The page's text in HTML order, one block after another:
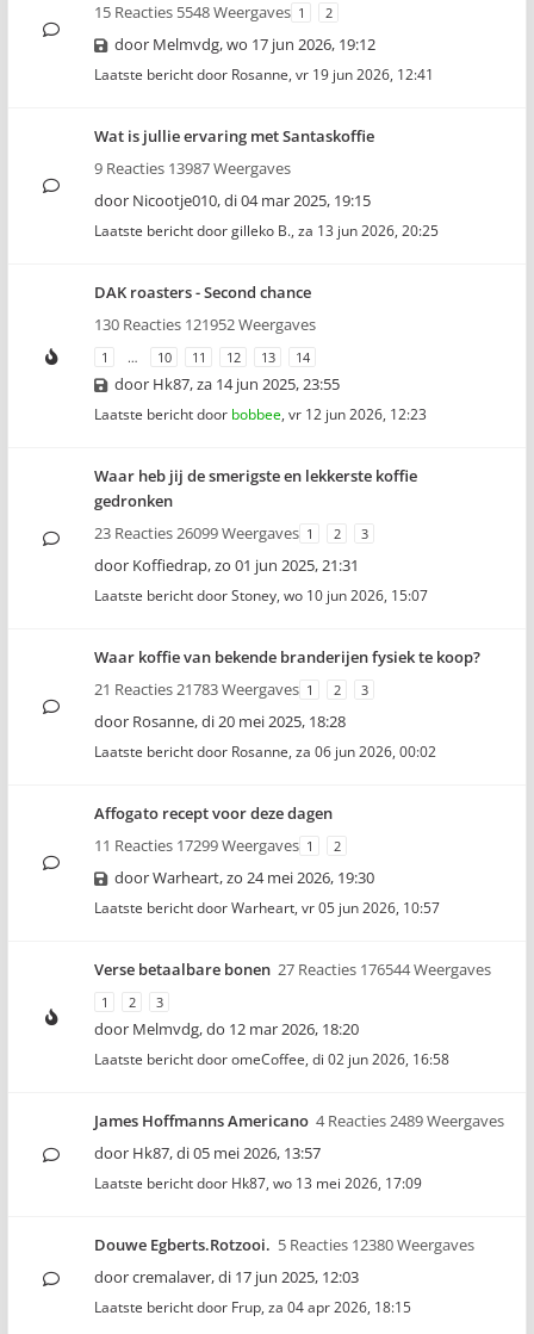
15 Reacties 5548 Weergaves 1 2
door Melmvdg,wo 17 jun 2026, 19:12
Laatste bericht door Rosanne, vr 19 jun 2026, 12:41
Wat is jullie ervaring met Santaskoffie
9 Reacties 13987 Weergaves
door Nicootje010,di 04 mar 2025, 19:15
Laatste bericht doorgilleko B., za 13 jun 2026, 20:25
DAK roasters - Second chance
130 Reacties 121952 Weergaves
1 … 10 11 12 13 14
door Hk87,za 14 jun 2025, 23:55
Laatste bericht door bobbee, vr 12 jun 2026, 12:23
Waar heb jij de smerigste en lekkerste koffie
gedronken
23 Reacties 26099 Weergaves 1 2 3
door Koffiedrap,zo 01 jun 2025, 21:31
Laatste bericht doorStoney, wo 10 jun 2026, 15:07
Waar koffie van bekende branderijen fysiek te koop?
21 Reacties 21783 Weergaves 1 2 3
door Rosanne,di 20 mei 2025, 18:28
Laatste bericht door Rosanne, za 06 jun 2026, 00:02
Affogato recept voor deze dagen
11 Reacties 17299 Weergaves 1 2
doorWarheart,zo 24 mei 2026, 19:30
Laatste bericht doorWarheart, vr 05 jun 2026, 10:57
Verse betaalbare bonen 27 Reacties 176544 Weergaves
1 2 3
door Melmvdg,do 12 mar 2026, 18:20
Laatste bericht dooromeCoffee, di 02 jun 2026, 16:58
James Hoffmanns Americano 4 Reacties 2489 Weergaves
door Hk87,di 05 mei 2026, 13:57
Laatste bericht door Hk87, wo 13 mei 2026, 17:09
Douwe Egberts.Rotzooi. 5 Reacties 12380 Weergaves
doorcremalaver,di 17 jun 2025, 12:03
Laatste bericht door Frup, za 04 apr 2026, 18:15